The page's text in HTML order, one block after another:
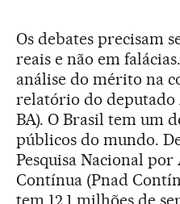
Os debates precisam
reais e não em
análise do mérito na
relatório do
BA). O Brasil tem um
públicos do mundo.
Pesquisa Nacional
Contínua (Pnad
tem 12,1 milhões de